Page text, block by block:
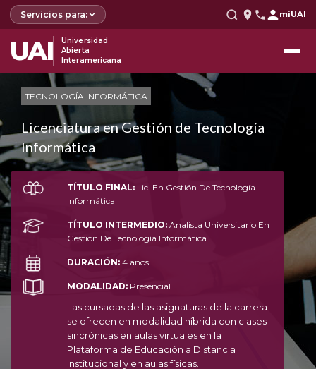
Servicios para: miUAI
UAI
Universidad
Abierta
Interamericana
TECNOLOGÍA INFORMÁTICA
Licenciatura en Gestión de Tecnología
Informática
TÍTULO FINAL:Lic. En Gestión De Tecnología
Informática
TÍTULO INTERMEDIO:Analista Universitario En
Gestión De Tecnología Informática
DURACIÓN:4 años
MODALIDAD:Presencial
Las cursadas de las asignaturas de la carrera
se ofrecen en modalidad híbrida con clases
sincrónicas en aulas virtuales en la
Plataforma de Educación a Distancia
Institucional y en aulas físicas.